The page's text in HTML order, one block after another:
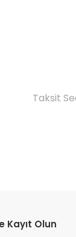
Taksit
Kayıt Olun